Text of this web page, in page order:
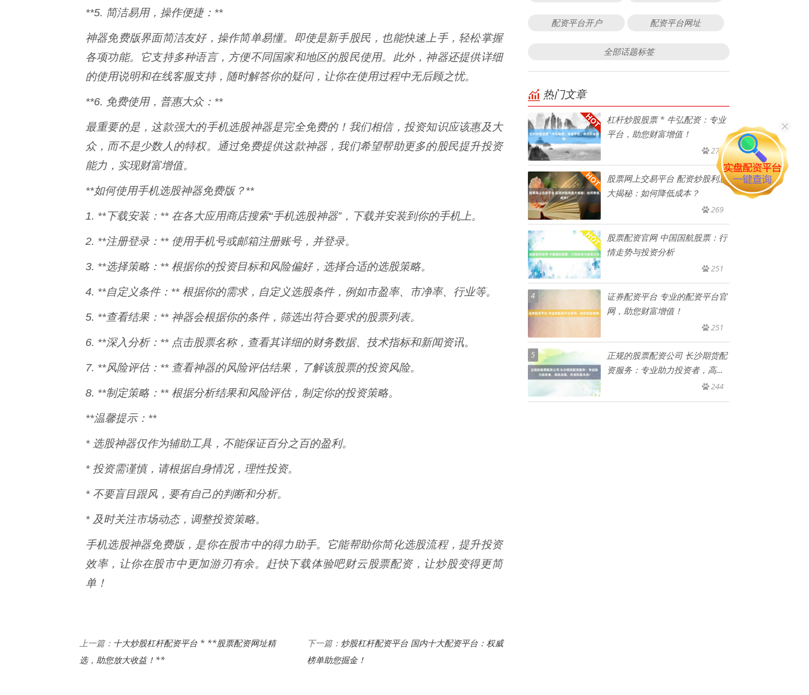
**5. 简洁易用，操作便捷：**
神器免费版界面简洁友好，操作简单易懂。即使是新手股民，也能快速上手，轻松掌握
各项功能。它支持多种语言，方便不同国家和地区的股民使用。此外，神器还提供详细
的使用说明和在线客服支持，随时解答你的疑问，让你在使用过程中无后顾之忧。
**6. 免费使用，普惠大众：**
最重要的是，这款强大的手机选股神器是完全免费的！我们相信，投资知识应该惠及大
众，而不是少数人的特权。通过免费提供这款神器，我们希望帮助更多的股民提升投资
能力，实现财富增值。
**如何使用手机选股神器免费版？**
1. **下载安装：** 在各大应用商店搜索“手机选股神器”，下载并安装到你的手机上。
2. **注册登录：** 使用手机号或邮箱注册账号，并登录。
3. **选择策略：** 根据你的投资目标和风险偏好，选择合适的选股策略。
4. **自定义条件：** 根据你的需求，自定义选股条件，例如市盈率、市净率、行业等。
5. **查看结果：** 神器会根据你的条件，筛选出符合要求的股票列表。
6. **深入分析：** 点击股票名称，查看其详细的财务数据、技术指标和新闻资讯。
7. **风险评估：** 查看神器的风险评估结果，了解该股票的投资风险。
8. **制定策略：** 根据分析结果和风险评估，制定你的投资策略。
**温馨提示：**
* 选股神器仅作为辅助工具，不能保证百分之百的盈利。
* 投资需谨慎，请根据自身情况，理性投资。
* 不要盲目跟风，要有自己的判断和分析。
* 及时关注市场动态，调整投资策略。
手机选股神器免费版，是你在股市中的得力助手。它能帮助你简化选股流程，提升投资
效率，让你在股市中更加游刃有余。赶快下载体验吧财云股票配资，让炒股变得更简
单！
上一篇： 十大炒股杠杆配资平台 * **股票配资网址精
选，助您放大收益！**
下一篇： 炒股杠杆配资平台 国内十大配资平台：权威
榜单助您掘金！
配资平台开户 配资平台网址
全部话题标签
热门文章
杠杆炒股股票 * 牛弘配资：专业
平台，助您财富增值！
277
股票网上交易平台 配资炒股利息
大揭秘：如何降低成本？
269
股票配资官网 中国国航股票：行
情走势与投资分析
251
4
证券配资平台 专业的配资平台官
网，助您财富增值！
251
5
正规的股票配资公司 长沙期货配
资服务：专业助力投资者，高效
244